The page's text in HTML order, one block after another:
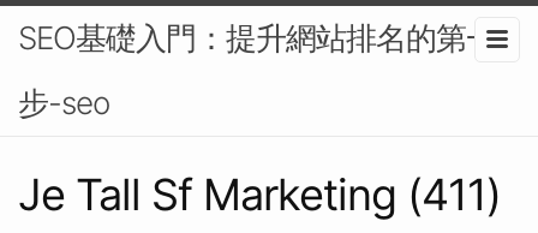
SEO基礎入門：提升網站排名的第一
步-seo
Je Tall Sf Marketing (411)